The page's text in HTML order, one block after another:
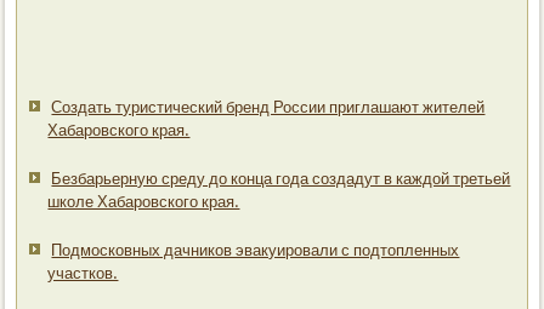
Создать туристический бренд России приглашают жителей
Хабаровского края.
Безбарьерную среду до конца года создадут в каждой третьей
школе Хабаровского края.
Подмосковных дачников эвакуировали с подтопленных
участков.